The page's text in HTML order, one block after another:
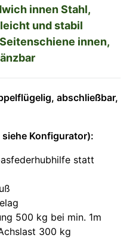
innen Stahl,
und stabil
innen,
abschließbar,
Konfigurator):
statt
500 kg bei min. 1m
300 kg